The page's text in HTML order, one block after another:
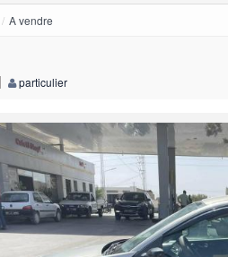
A vendre
particulier